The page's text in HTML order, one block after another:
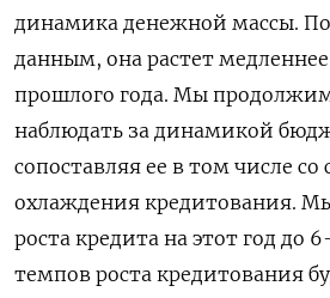
динамика денежной массы.
данным, она растет
прошлого года. Мы
наблюдать за динамикой
сопоставляя ее в том числе со
охлаждения кредитования.
роста кредита на этот год ­до
темпов роста кредитования